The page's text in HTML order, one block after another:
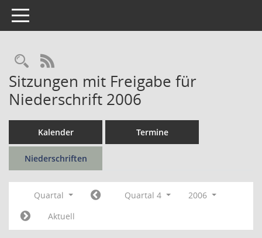
Toggle navigation
Rechercheauswahl
RSS-Feed
Sitzungen mit Freigabe für
Niederschrift 2006
Kalender Termine
Niederschriften
Quartal Quartal 4
2006
Aktuell